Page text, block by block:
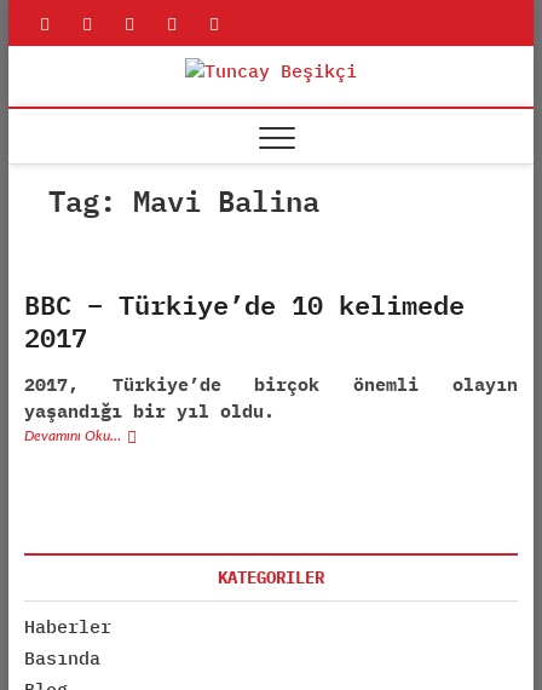
Skip
linkedin twitter youtube
Tuncay
Beşikçi
Tag: Mavi Balina
BBC – Türkiye’de 10 kelimede
2017
2017, Türkiye’de birçok önemli olayın
yaşandığı bir yıl oldu.
Devamını Oku…
KATEGORILER
Haberler
Basında